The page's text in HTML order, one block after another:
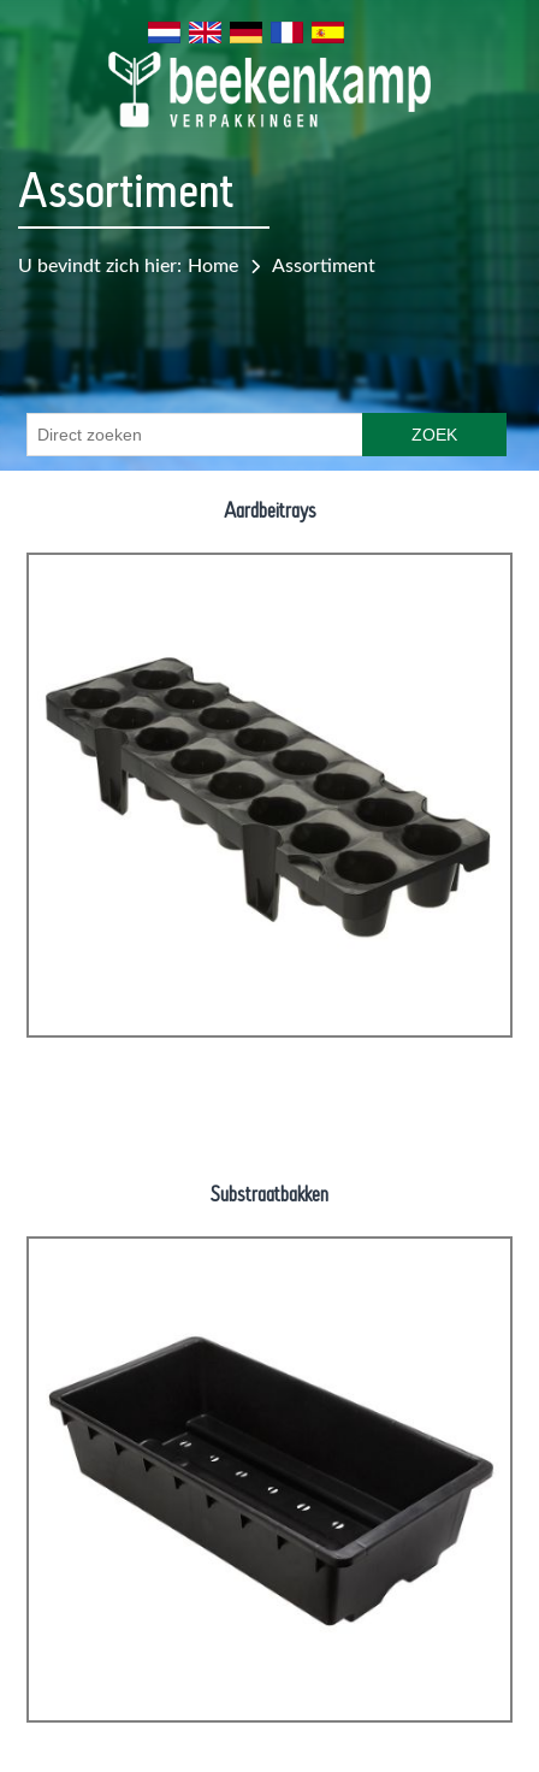
Assortiment
U bevindt zich hier: Home Assortiment
ZOEK
Aardbeitrays
Substraatbakken